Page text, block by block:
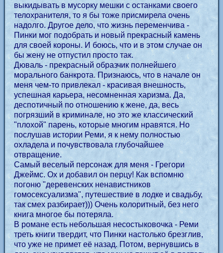
выкидывать в мусорку мешки с останками своего
телохранителя, то я бы тоже присмирела очень
надолго. Другое дело, что жизнь переменчива -
Пинки мог подобрать и новый прекрасный камень
для своей короны. И боюсь, что и в этом случае он
бы жену не отпустил просто так.
Дюваль - прекрасный образчик полнейшего
морального банкрота. Признаюсь, что в начале он
меня чем-то привлекал - красивая внешность,
успешная карьера, несомненная харизма. Да,
деспотичный по отношению к жене, да, весь
погрязший в криминале, но это же классический
"плохой" парень, которые многим нравятся. Но
послушав истории Реми, я к нему полностью
охладела и почувствовала глубочайшее
отвращение.
Самый веселый персонаж для меня - Грегори
Джеймс. Ох и добавил он перцу! Как вспомню
погоню "деревенских ненавистников
гомосексуализма", путешествие в лодке и свадьбу,
так смех разбирает))) Очень колоритный, без него
книга многое бы потеряла.
В романе есть небольшая несостыковочка - Реми
треть книги твердит, что Пинки настолько брезглив,
что уже не примет её назад. Потом, вернувшись в